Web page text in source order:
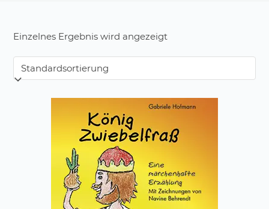
Einzelnes Ergebnis wird angezeigt